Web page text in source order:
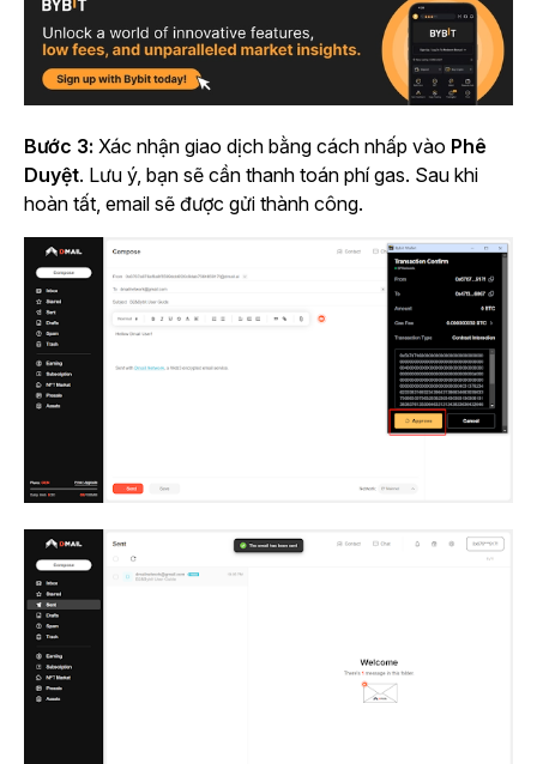
Bước 3: Xác nhận giao dịch bằng cách nhấp vào Phê
Duyệt. Lưu ý, bạn sẽ cần thanh toán phí gas. Sau khi
hoàn tất, email sẽ được gửi thành công.